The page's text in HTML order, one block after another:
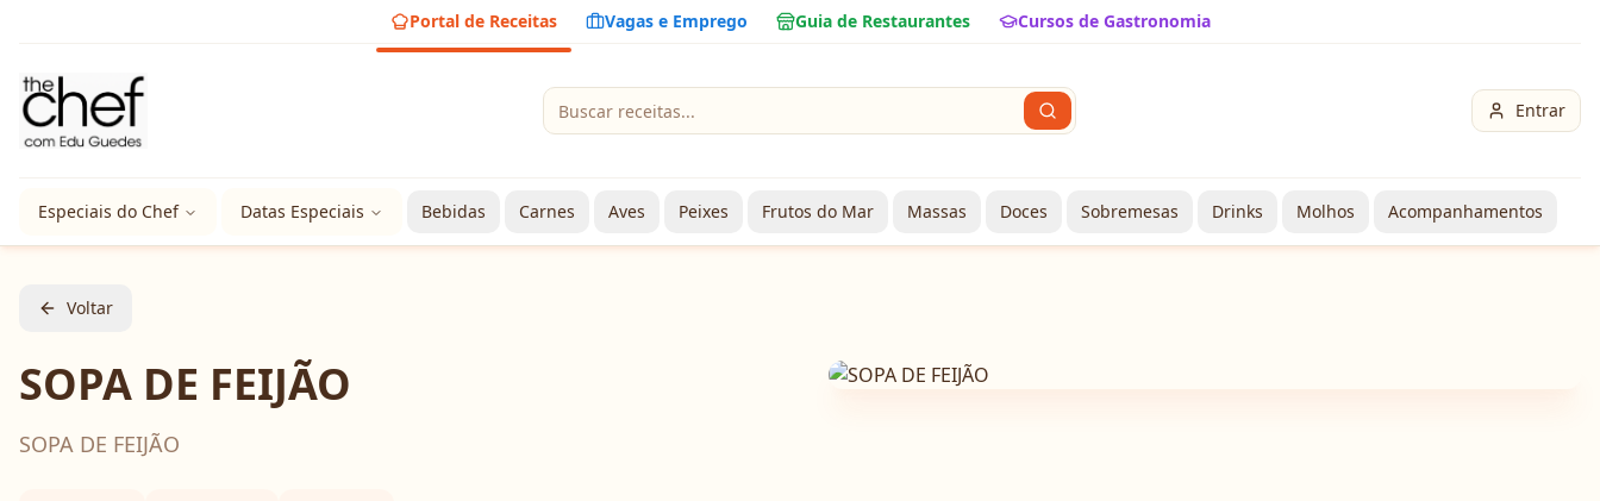
Portal de Receitas Vagas e Emprego Guia de Restaurantes Cursos de Gastronomia
Entrar
Especiais do Chef Datas Especiais Bebidas Carnes Aves Peixes Frutos do Mar Massas Doces Sobremesas Drinks Molhos Acompanhamentos
Voltar
SOPA DE FEIJÃO
SOPA DE FEIJÃO